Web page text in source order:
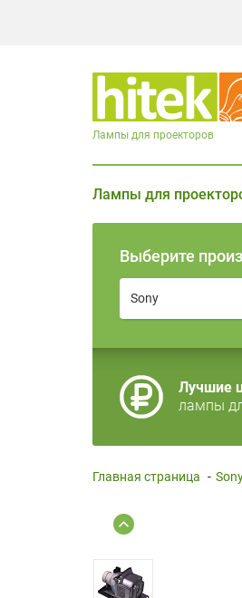
Лампы для проекторов
Лампы для
Выберите
Sony
Лучшие
лампы
Главная страница -